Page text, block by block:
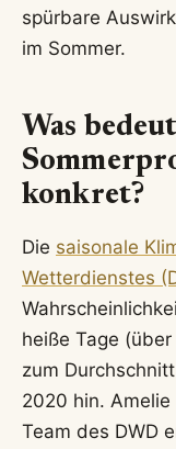
spürbare
im Sommer.
Was
konkret?
Die saisonale
Wetterdienstes
heiße Tage
zum
2020 hin.
Team des DWD